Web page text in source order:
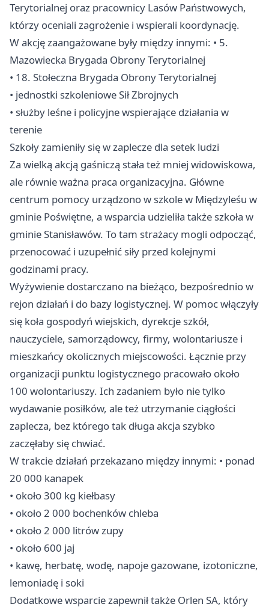
Terytorialnej oraz pracownicy Lasów Państwowych,
którzy oceniali zagrożenie i wspierali koordynację.
W akcję zaangażowane były między innymi: • 5.
Mazowiecka Brygada Obrony Terytorialnej
• 18. Stołeczna Brygada Obrony Terytorialnej
• jednostki szkoleniowe Sił Zbrojnych
• służby leśne i policyjne wspierające działania w
terenie
Szkoły zamieniły się w zaplecze dla setek ludzi
Za wielką akcją gaśniczą stała też mniej widowiskowa,
ale równie ważna praca organizacyjna. Główne
centrum pomocy urządzono w szkole w Międzyleśu w
gminie Poświętne, a wsparcia udzieliła także szkoła w
gminie Stanisławów. To tam strażacy mogli odpocząć,
przenocować i uzupełnić siły przed kolejnymi
godzinami pracy.
Wyżywienie dostarczano na bieżąco, bezpośrednio w
rejon działań i do bazy logistycznej. W pomoc włączyły
się koła gospodyń wiejskich, dyrekcje szkół,
nauczyciele, samorządowcy, firmy, wolontariusze i
mieszkańcy okolicznych miejscowości. Łącznie przy
organizacji punktu logistycznego pracowało około
100 wolontariuszy. Ich zadaniem było nie tylko
wydawanie posiłków, ale też utrzymanie ciągłości
zaplecza, bez którego tak długa akcja szybko
zaczęłaby się chwiać.
W trakcie działań przekazano między innymi: • ponad
20 000 kanapek
• około 300 kg kiełbasy
• około 2 000 bochenków chleba
• około 2 000 litrów zupy
• około 600 jaj
• kawę, herbatę, wodę, napoje gazowane, izotoniczne,
lemoniadę i soki
Dodatkowe wsparcie zapewnił także Orlen SA, który